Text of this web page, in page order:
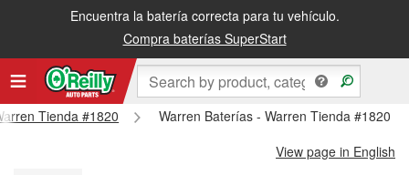
Encuentra la batería correcta para tu vehículo.
Compra baterías SuperStart
Recibe tu orden gratis al día siguiente o recógela en la tienda
Tienda #1820
Warren Baterías - Warren Tienda #1820
View page in English